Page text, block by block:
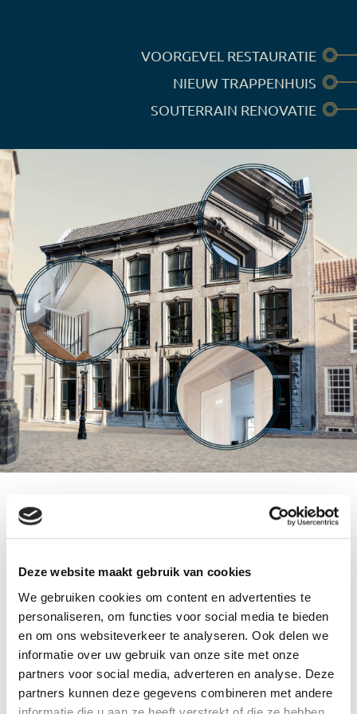
Deze website maakt gebruik van cookies
We gebruiken cookies om content en advertenties te
personaliseren, om functies voor social media te bieden
en om ons websiteverkeer te analyseren. Ook delen we
informatie over uw gebruik van onze site met onze
partners voor social media, adverteren en analyse. Deze
partners kunnen deze gegevens combineren met andere
VOORGEVEL RESTAURATIE
NIEUW TRAPPENHUIS
SOUTERRAIN RENOVATIE